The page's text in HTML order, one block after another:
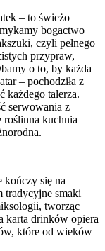
– to świeżo
bogactwo
czyli pełnego
przypraw,
o to, by każda
– pochodziła z
każdego talerza.
serwowania z
roślinna kuchnia
kończy się na
tradycyjne smaki
tworząc
karta drinków opiera
które od wieków